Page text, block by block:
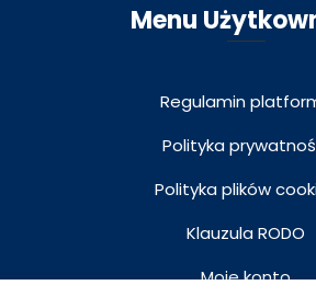
Menu
Regulamin
Polityka
Polityka plików
Klauzula RODO
Moje konto